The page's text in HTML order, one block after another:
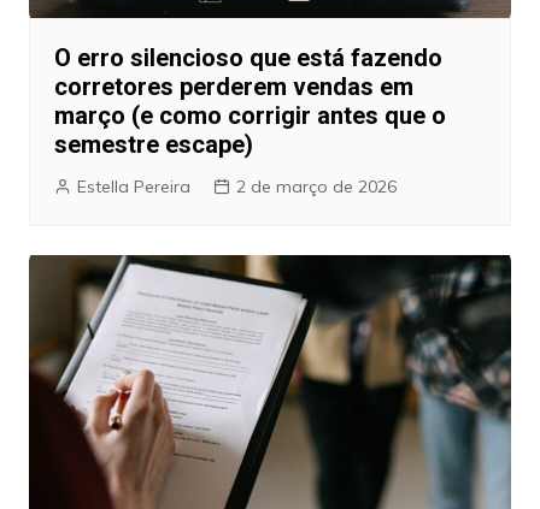
O erro silencioso que está fazendo
corretores perderem vendas em
março (e como corrigir antes que o
semestre escape)
Estella Pereira 2 de março de 2026